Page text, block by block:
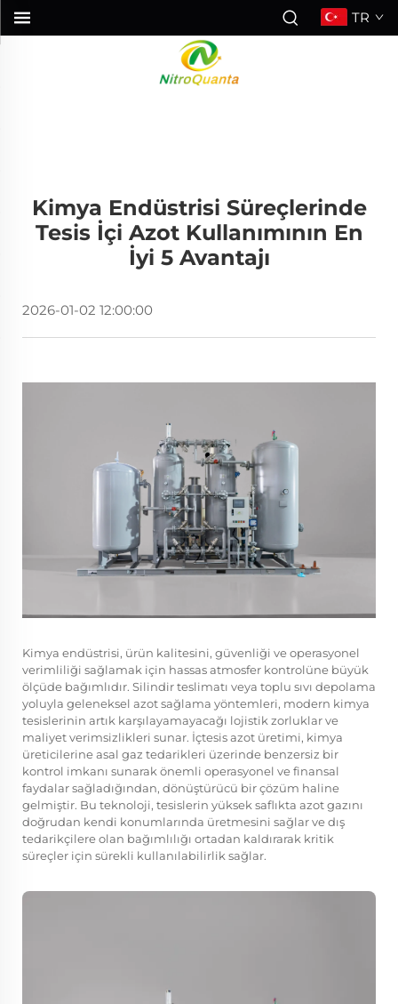
TR
Kimya Endüstrisi Süreçlerinde
Tesis İçi Azot Kullanımının En
İyi 5 Avantajı
2026-01-02 12:00:00
Kimya endüstrisi, ürün kalitesini, güvenliği ve operasyonel
verimliliği sağlamak için hassas atmosfer kontrolüne büyük
ölçüde bağımlıdır. Silindir teslimatı veya toplu sıvı depolama
yoluyla geleneksel azot sağlama yöntemleri, modern kimya
tesislerinin artık karşılayamayacağı lojistik zorluklar ve
maliyet verimsizlikleri sunar. İçtesis azot üretimi, kimya
üreticilerine asal gaz tedarikleri üzerinde benzersiz bir
kontrol imkanı sunarak önemli operasyonel ve finansal
faydalar sağladığından, dönüştürücü bir çözüm haline
gelmiştir. Bu teknoloji, tesislerin yüksek saflıkta azot gazını
doğrudan kendi konumlarında üretmesini sağlar ve dış
tedarikçilere olan bağımlılığı ortadan kaldırarak kritik
süreçler için sürekli kullanılabilirlik sağlar.